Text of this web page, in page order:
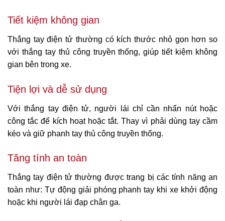
Tiết kiệm không gian
Thắng tay điện tử thường có kích thước nhỏ gọn hơn so
với thắng tay thủ công truyền thống, giúp tiết kiệm không
gian bên trong xe.
Tiện lợi và dễ sử dụng
Với thắng tay điện tử, người lái chỉ cần nhấn nút hoặc
công tắc để kích hoạt hoặc tắt. Thay vì phải dùng tay cầm
kéo và giữ phanh tay thủ công truyền thống.
Tăng tính an toàn
Thắng tay điện tử thường được trang bị các tính năng an
toàn như: Tự động giải phóng phanh tay khi xe khởi động
hoặc khi người lái đạp chân ga.